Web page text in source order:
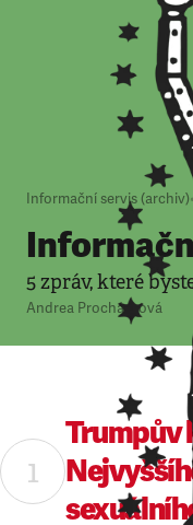
Informační servis (archiv)•
5 zpráv, které
Andrea Procházková
Trumpův